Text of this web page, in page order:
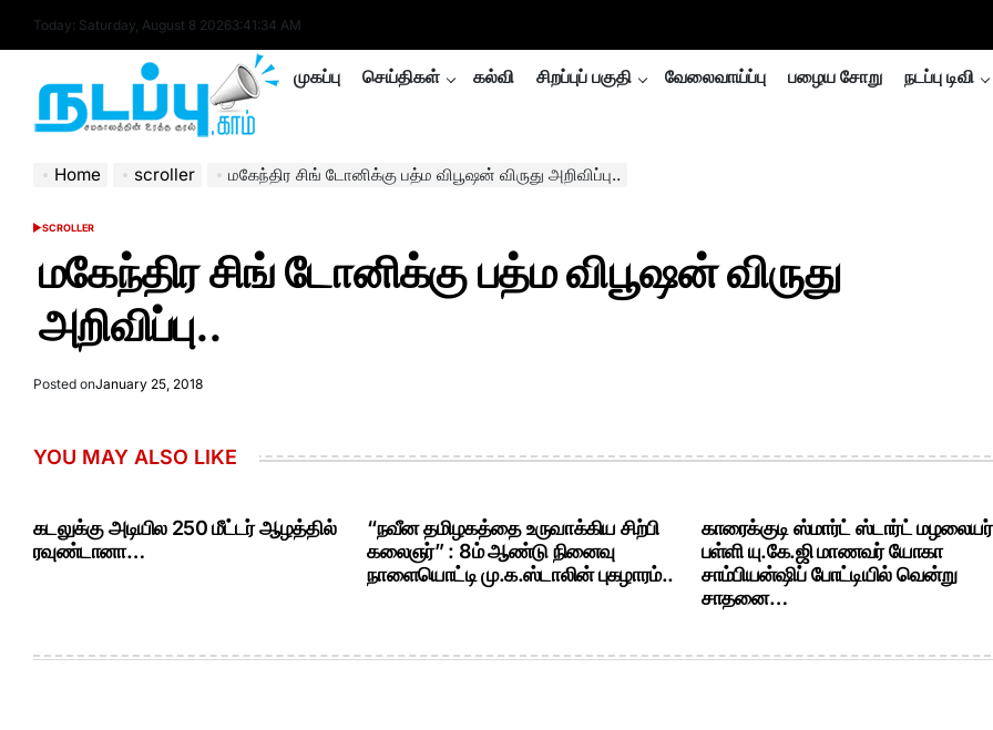
Today: Saturday, August 8 20263:41:34 AM
nadappu.com
முகப்பு செய்திகள் கல்வி சிறப்புப் பகுதி வேலைவாய்ப்பு பழைய சோறு நடப்பு டிவி
Home scroller மகேந்திர சிங் டோனிக்கு பத்ம விபூஷன் விருது அறிவிப்பு..
POSTED
SCROLLER
மகேந்திர சிங் டோனிக்கு பத்ம விபூஷன் விருது
அறிவிப்பு..
Posted onJanuary 25, 2018
YOU MAY ALSO LIKE
கடலுக்கு அடியில 250 மீட்டர் ஆழத்தில்
ரவுண்டானா…
“நவீன தமிழகத்தை உருவாக்கிய சிற்பி
கலைஞர்” : 8ம் ஆண்டு நினைவு
நாளையொட்டி மு.க.ஸ்டாலின் புகழாரம்..
காரைக்குடி ஸ்மார்ட் ஸ்டார்ட் மழலையர்
பள்ளி யு.கே.ஜி மாணவர் யோகா
சாம்பியன்ஷிப் போட்டியில் வென்று
சாதனை…